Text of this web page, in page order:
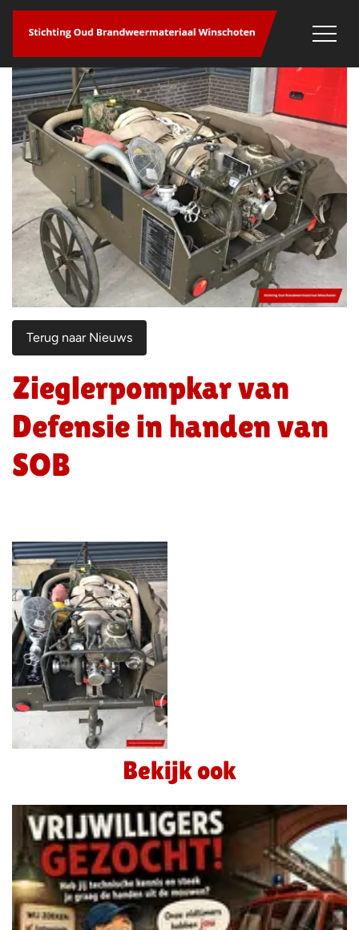
overslaan
Terug naar Nieuws
Zieglerpompkar van
Defensie in handen van
SOB
Foto
album
overslaan
Bekijk ook